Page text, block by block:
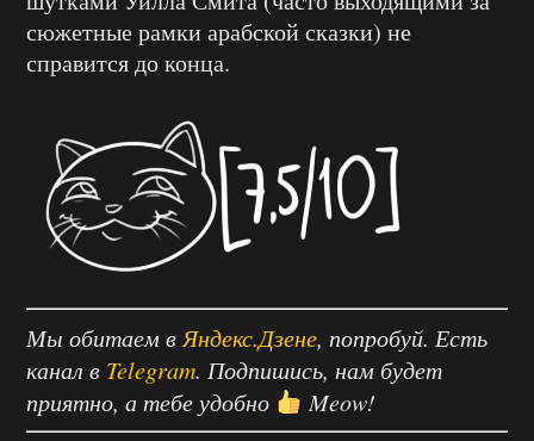
сюжетные рамки арабской сказки) не
справится до конца.
Мы обитаем вЯндекс.Дзене, попробуй. Есть
канал в Telegram. Подпишись, нам будет
приятно, а тебе удобно
Meow!